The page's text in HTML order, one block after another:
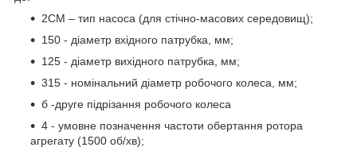
2СМ – тип насоса (для стічно-масових середовищ);
150 - діаметр вхідного патрубка, мм;
125 - діаметр вихідного патрубка, мм;
315 - номінальний діаметр робочого колеса, мм;
б -друге підрізання робочого колеса
4 - умовне позначення частоти обертання ротора
агрегату (1500 об/хв);